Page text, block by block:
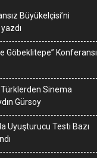
Büyükelçisi’ni
yazdı
Göbeklitepe” Konferansı
Türklerden Sinema
Gürsoy
Uyuşturucu Testi Bazı